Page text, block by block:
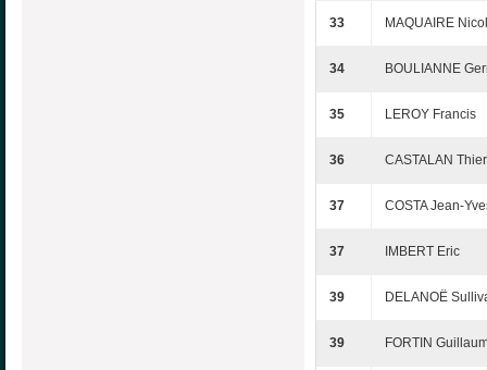
33 MAQUAIRE
34 BOULIANNE
35 LEROY Francis
36 CASTALAN
37 COSTA Jean-
37 IMBERT Eric
39 DELANOË
39 FORTIN